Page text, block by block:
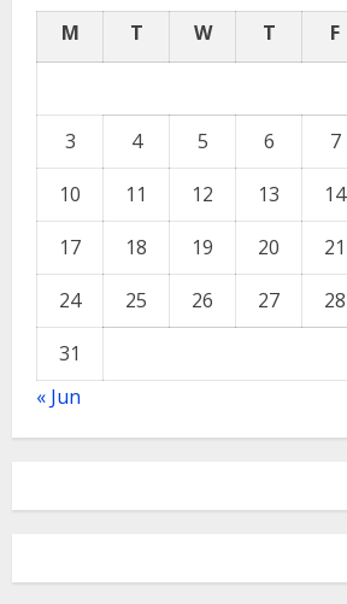
M T W T F
3
4 5 6 7
10
11 12 13 14
17
18 19 20 21
24
25 26 27 28
31
« Jun